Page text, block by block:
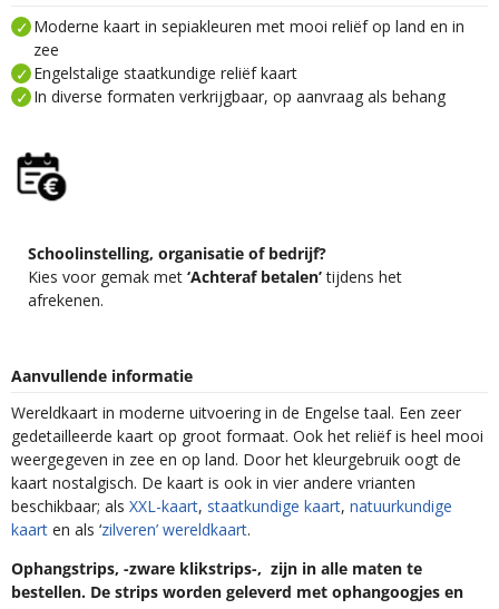
Moderne kaart in sepiakleuren met mooi reliëf op land en in
zee
Engelstalige staatkundige reliëf kaart
In diverse formaten verkrijgbaar, op aanvraag als behang
Schoolinstelling, organisatie of bedrijf?
Kies voor gemak met ‘Achteraf betalen’tijdens het
afrekenen.
Aanvullende informatie
Wereldkaart in moderne uitvoering in de Engelse taal. Een zeer
gedetailleerde kaart op groot formaat. Ook het reliëf is heel mooi
weergegeven in zee en op land. Door het kleurgebruik oogt de
kaart nostalgisch. De kaart is ook in vier andere vrianten
beschikbaar; als XXL-kaart, staatkundige kaart, natuurkundige
kaart en als ‘zilveren’ wereldkaart.
Ophangstrips, -zware klikstrips-, zijn in alle maten te
bestellen. De strips worden geleverd met ophangoogjes en